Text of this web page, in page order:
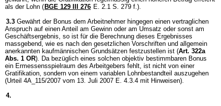
als der Lohn ( BGE 129 III 276 E. 2.1 S. 279 f.).
3.3 Gewährt der Bonus dem Arbeitnehmer hingegen einen vertraglichen
Anspruch auf einen Anteil am Gewinn oder am Umsatz oder sonst am
Geschäftsergebnis, so ist für die Berechnung dieses Ergebnisses
massgebend, wie es nach den gesetzlichen Vorschriften und allgemein
anerkannten kaufmännischen Grundsätzen festzustellen ist (Art. 322a
Abs. 1 OR). Da bezüglich eines solchen objektiv bestimmbaren Bonus
ein Ermessensspielraum des Arbeitgebers fehlt, ist nicht von einer
Gratifikation, sondern von einem variablen Lohnbestandteil auszugehen
(Urteil 4A_115/2007 vom 13. Juli 2007 E. 4.3.4 mit Hinweisen).
4.